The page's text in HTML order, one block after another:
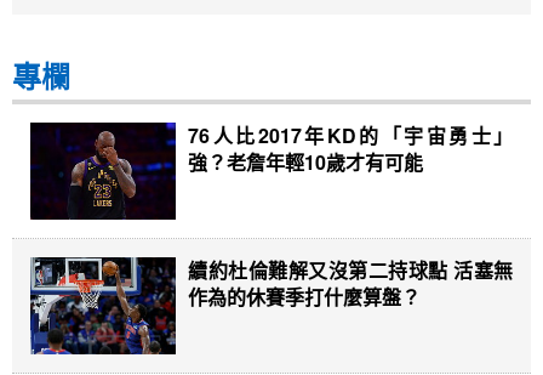
專欄
76人比2017年KD的「宇宙勇士」
強？老詹年輕10歲才有可能
續約杜倫難解又沒第二持球點 活塞無
作為的休賽季打什麼算盤？